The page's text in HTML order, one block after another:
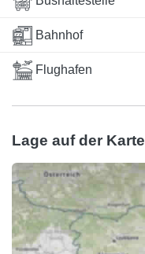
Bahnhof
Flughafen
Lage auf der Karte